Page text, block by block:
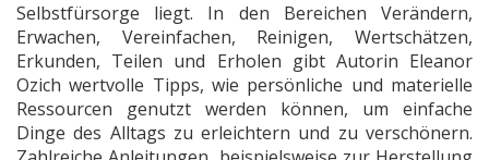
Selbstfürsorge liegt. In den Bereichen Verändern,
Erwachen, Vereinfachen, Reinigen, Wertschätzen,
Erkunden, Teilen und Erholen gibt Autorin Eleanor
Ozich wertvolle Tipps, wie persönliche und materielle
Ressourcen genutzt werden können, um einfache
Dinge des Alltags zu erleichtern und zu verschönern.